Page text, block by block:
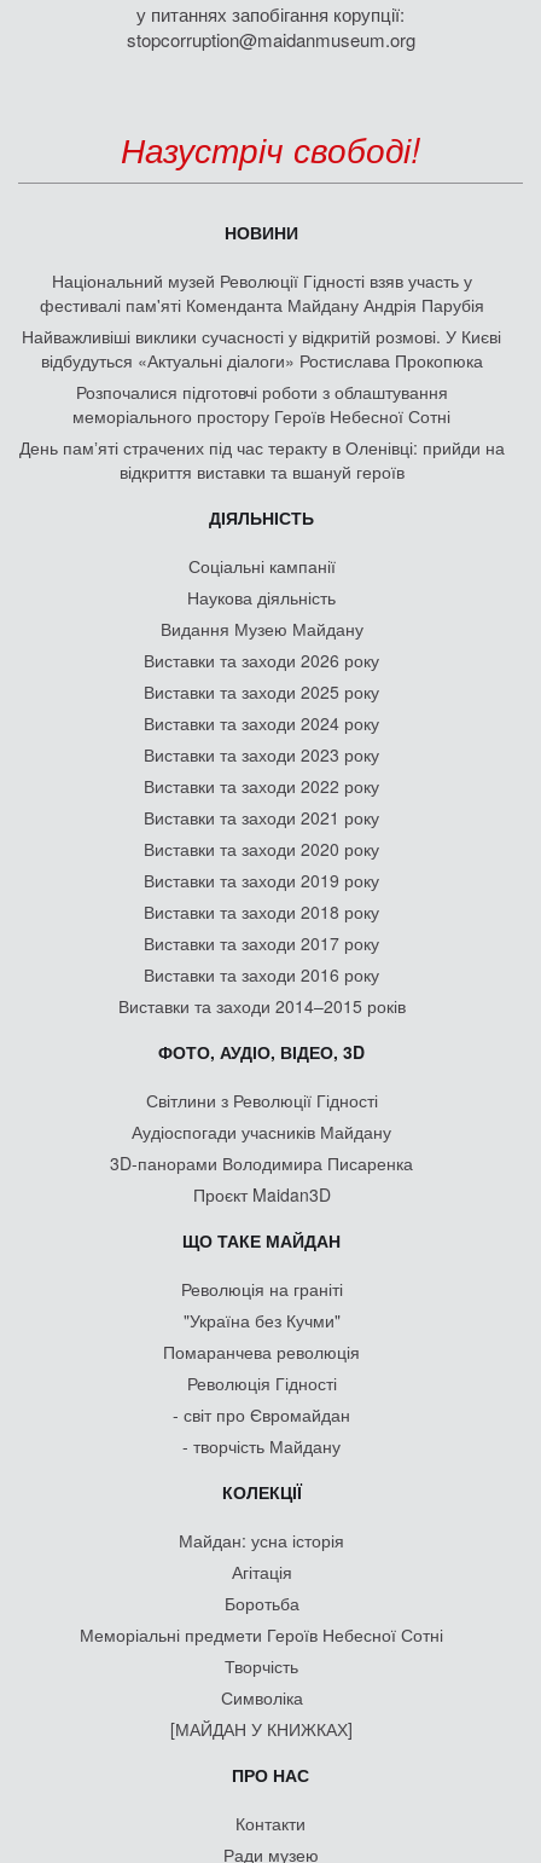
у питаннях запобігання корупції:
stopcorruption@maidanmuseum.org
Назустріч свободі!
НОВИНИ
Національний музей Революції Гідності взяв участь у
фестивалі пам'яті Коменданта Майдану Андрія Парубія
Найважливіші виклики сучасності у відкритій розмові. У Києві
відбудуться «Актуальні діалоги» Ростислава Прокопюка
Розпочалися підготовчі роботи з облаштування
меморіального простору Героїв Небесної Сотні
День памʼяті страчених під час теракту в Оленівці: прийди на
відкриття виставки та вшануй героїв
ДІЯЛЬНІСТЬ
Соціальні кампанії
Наукова діяльність
Видання Музею Майдану
Виставки та заходи 2026 року
Виставки та заходи 2025 року
Виставки та заходи 2024 року
Виставки та заходи 2023 року
Виставки та заходи 2022 року
Виставки та заходи 2021 року
Виставки та заходи 2020 року
Виставки та заходи 2019 року
Виставки та заходи 2018 року
Виставки та заходи 2017 року
Виставки та заходи 2016 року
Виставки та заходи 2014–2015 років
ФОТО, АУДІО, ВІДЕО, 3D
Світлини з Революції Гідності
Аудіоспогади учасників Майдану
3D-панорами Володимира Писаренка
Проєкт Maidan3D
ЩО ТАКЕ МАЙДАН
Революція на граніті
"Україна без Кучми"
Помаранчева революція
Революція Гідності
- світ про Євромайдан
- творчість Майдану
КОЛЕКЦІЇ
Майдан: усна історія
Агітація
Боротьба
Меморіальні предмети Героїв Небесної Сотні
Творчість
Символіка
[МАЙДАН У КНИЖКАХ]
ПРО НАС
Контакти
Ради музею